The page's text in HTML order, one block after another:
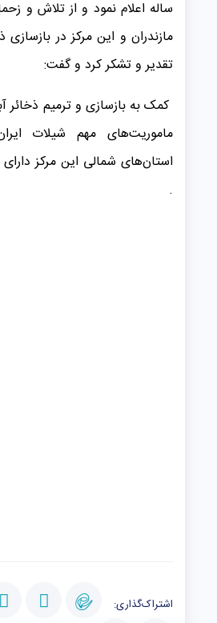
ساله اعلام نمود و از تلاش و
مازندران و این مرکز در بازسازی
تقدیر و تشکر کرد و گفت:
کمک به بازسازی و ترمیم ذخائر
ماموریت‌های مهم شیلات
استان‌های شمالی این مرکز
.
اشتراک‌گذاری: